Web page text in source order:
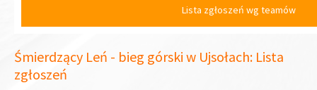
Lista zgłoszeń wg teamów
Śmierdzący Leń - bieg górski w Ujsołach: Lista
zgłoszeń